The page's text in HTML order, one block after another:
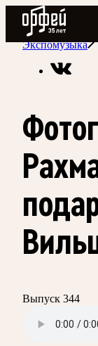
Радио Орфей
Радио
Экспомузыка
Выпуск 344